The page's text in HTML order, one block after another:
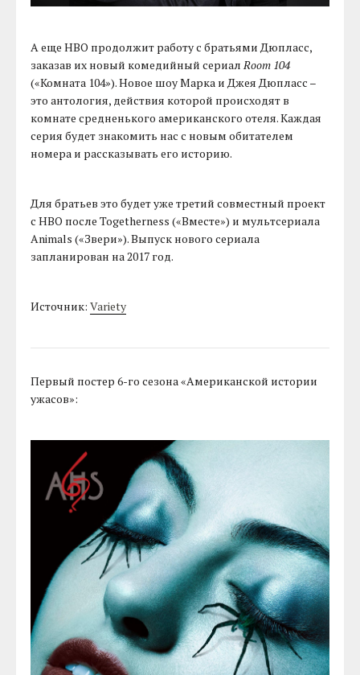
А еще HBO продолжит работу с братьями Дюпласс,
заказав их новый комедийный сериал Room 104
(«Комната 104»). Новое шоу Марка и Джея Дюпласс –
это антология, действия которой происходят в
комнате средненького американского отеля. Каждая
серия будет знакомить нас с новым обитателем
номера и рассказывать его историю.
Для братьев это будет уже третий совместный проект
с HBO после Togetherness («Вместе») и мультсериала
Animals («Звери»). Выпуск нового сериала
запланирован на 2017 год.
Источник:Variety
Первый постер 6-го сезона «Американской истории
ужасов»: